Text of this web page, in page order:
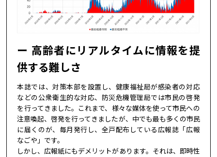
高齢者にリアルタイムに情報を提
供する難しさ
本誌では、対策本部を設置し、健康福祉局が感染者の対応
などの公衆衛生的な対応、防災危機管理局では市民の啓発
を行ってきました。これまで、様々な媒体を使って市民への
注意喚起、啓発を行ってきましたが、中でも最も多くの市民
に届くのが、毎月発行し、全戸配布している広報誌「広報
なごや」です。
しかし、広報紙にもデメリットがあります。それは、即時性